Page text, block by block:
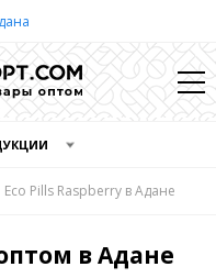
Eco Pills Raspberry в Адане
в Адане